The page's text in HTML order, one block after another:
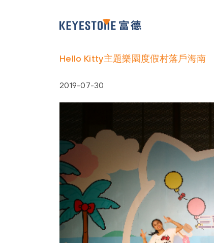
Hello Kitty主題樂園度假村落戶海南
2019-07-30